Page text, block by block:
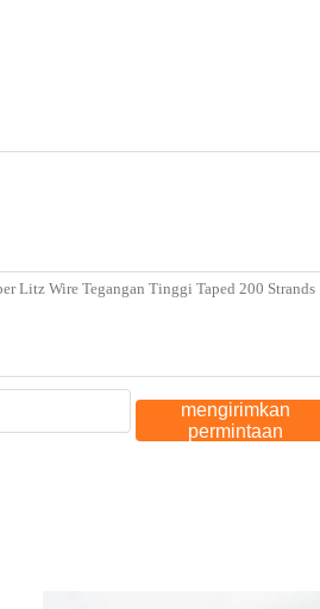
mengirimkan
permintaan